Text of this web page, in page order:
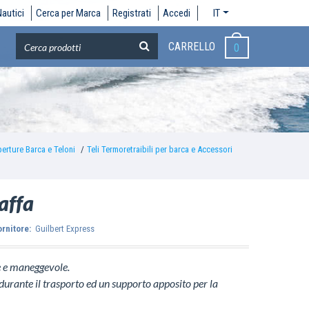
Cerca per Marca Registrati Accedi IT
CARRELLO 0
Barca e Teloni Teli Termoretraibili per barca e Accessori
Guilbert Express
maneggevole.
il trasporto ed un supporto apposito per la